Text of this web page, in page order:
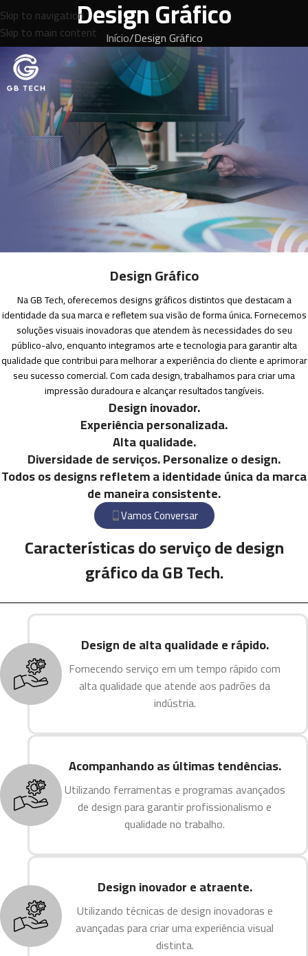
Skip to navigation
Skip to main contentDesign Gráfico
Início Design Gráfico
Design Gráfico
Na GB Tech, oferecemos designs gráficos distintos que destacam a
identidade da sua marca e refletem sua visão de forma única. Fornecemos
soluções visuais inovadoras que atendem às necessidades do seu
público-alvo, enquanto integramos arte e tecnologia para garantir alta
qualidade que contribui para melhorar a experiência do cliente e aprimorar
seu sucesso comercial. Com cada design, trabalhamos para criar uma
impressão duradoura e alcançar resultados tangíveis.
Design inovador.
Experiência personalizada.
Alta qualidade.
Diversidade de serviços. Personalize o design.
Todos os designs refletem a identidade única da marca
de maneira consistente.
Vamos Conversar
Características do serviço de design
gráfico da GB Tech.
Design de alta qualidade e rápido.
Fornecendo serviço em um tempo rápido com
alta qualidade que atende aos padrões da
indústria.
Acompanhando as últimas tendências.
Utilizando ferramentas e programas avançados
de design para garantir profissionalismo e
qualidade no trabalho.
Design inovador e atraente.
Utilizando técnicas de design inovadoras e
avançadas para criar uma experiência visual
distinta.